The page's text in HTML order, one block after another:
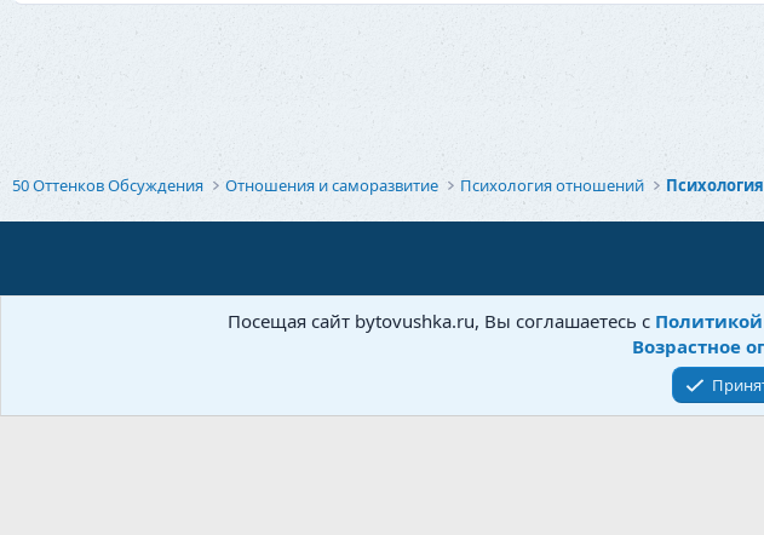
50 Оттенков Обсуждения Отношения и саморазвитие Психология отношений
©
Посещая сайт bytovushka.ru, Вы соглашаетесь с
Возрастное